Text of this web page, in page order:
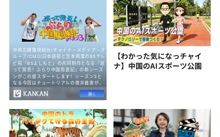
【わかった気になっチャイ
ナ】中国のAIスポーツ公園